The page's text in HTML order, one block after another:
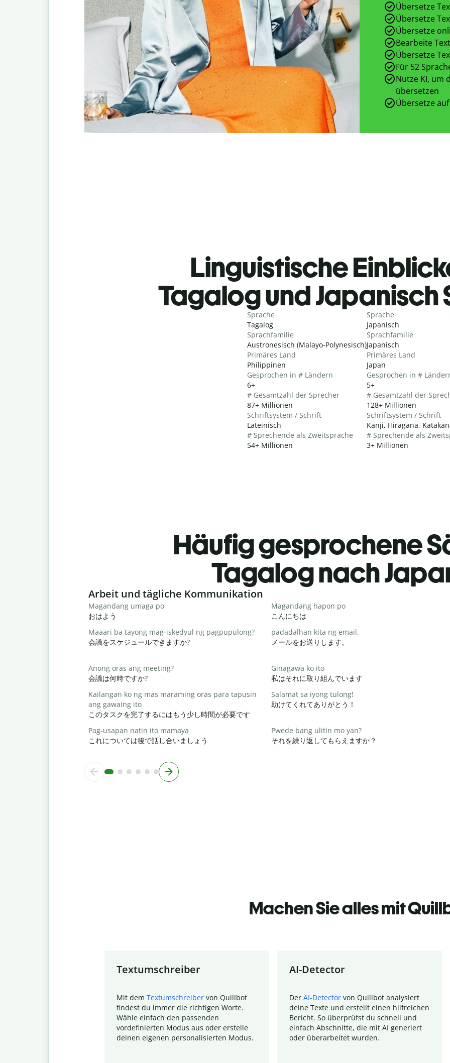
Übersetze
Übersetze
Übersetze
Bearbeite
Übersetze
Für 52
Nutze KI, um
übersetzen
Übersetze
Linguistische
Tagalog und Japanisch
Sprache
Tagalog
Sprachfamilie
Austronesisch (Malayo-Polynesisch)
Primäres Land
Philippinen
Gesprochen in # Ländern
6+
# Gesamtzahl der Sprecher
87+ Millionen
Schriftsystem / Schrift
Lateinisch
# Sprechende als Zweitsprache
54+ Millionen
Sprache
Japanisch
Sprachfamilie
Japanisch
Primäres Land
Japan
Gesprochen in #
5+
# Gesamtzahl der
128+ Millionen
Schriftsystem / Schrift
Kanji, Hiragana,
# Sprechende als
3+ Millionen
Häufig gesprochene
Tagalog nach
Slide 1 of 6
Arbeit und tägliche Kommunikation
Magandang umaga po
おはよう
Magandang hapon po
こんにちは
Maaari ba tayong mag-iskedyul ng pagpupulong?
会議をスケジュールできますか?
padadalhan kita ng email.
メールをお送りします。
Anong oras ang meeting?
会議は何時ですか?
Ginagawa ko ito
私はそれに取り組んでいます
Kailangan ko ng mas maraming oras para tapusin
ang gawaing ito
このタスクを完了するにはもう少し時間が必要です
Salamat sa iyong tulong!
助けてくれてありがとう！
Pag-usapan natin ito mamaya
これについては後で話し合いましょう
Pwede bang ulitin mo yan?
それを繰り返してもらえますか？
Machen Sie alles mit
Textumschreiber
Mit dem Textumschreiber von Quillbot
findest du immer die richtigen Worte.
Wähle einfach den passenden
vordefinierten Modus aus oder erstelle
deinen eigenen personalisierten Modus.
AI-Detector
Der AI-Detector von Quillbot analysiert
deine Texte und erstellt einen hilfreichen
Bericht. So überprüfst du schnell und
einfach Abschnitte, die mit AI generiert
oder überarbeitet wurden.